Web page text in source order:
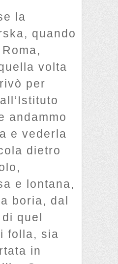
la
quando
volta
per
andammo
e vederla
dietro
e lontana,
boria, dal
quel
folla, sia
in